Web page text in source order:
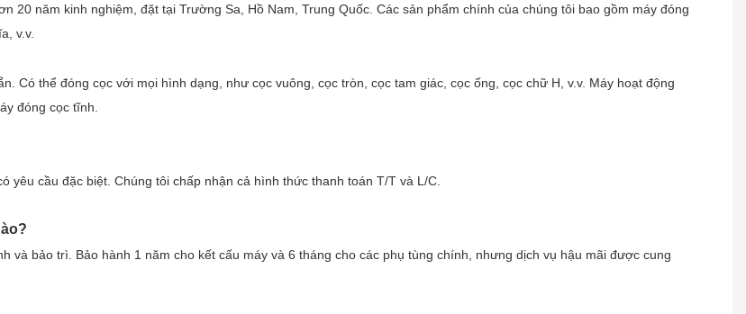
20 năm kinh nghiệm, đặt tại Trường Sa, Hồ Nam, Trung Quốc. Các sản phẩm chính của chúng tôi bao gồm máy đóng
v.v.
Có thể đóng cọc với mọi hình dạng, như cọc vuông, cọc tròn, cọc tam giác, cọc ống, cọc chữ H, v.v. Máy hoạt động
đóng cọc tĩnh.
cầu đặc biệt. Chúng tôi chấp nhận cả hình thức thanh toán T/T và L/C.
và bảo trì. Bảo hành 1 năm cho kết cấu máy và 6 tháng cho các phụ tùng chính, nhưng dịch vụ hậu mãi được cung